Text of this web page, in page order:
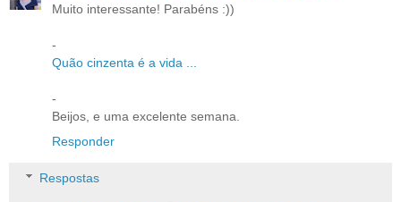
Muito interessante! Parabéns :))
-
Quão cinzenta é a vida ...
-
Beijos, e uma excelente semana.
Responder
Respostas